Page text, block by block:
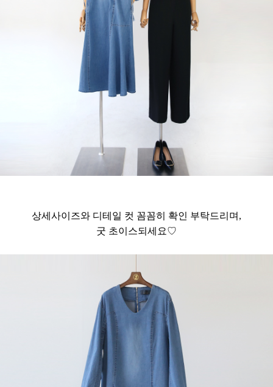
상세사이즈와 디테일 컷 꼼꼼히 확인 부탁드리며,
굿 초이스되세요♡